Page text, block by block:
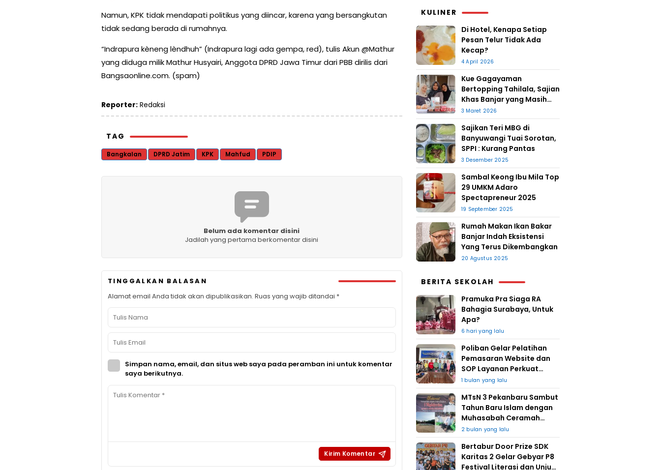
Namun, KPK tidak mendapati politikus yang diincar, karena yang bersangkutan
tidak sedang berada di rumahnya.
“Indrapura kèneng lèndhuh” (Indrapura lagi ada gempa, red), tulis Akun @Mathur
yang diduga milik Mathur Husyairi, Anggota DPRD Jawa Timur dari PBB dirilis dari
Bangsaonline.com. (spam)
Reporter: Redaksi
TAG
Bangkalan DPRD Jatim KPK Mahfud PDIP
Belum ada komentar disini
Jadilah yang pertama berkomentar disini
TINGGALKAN BALASAN
Alamat email Anda tidak akan dipublikasikan. Ruas yang wajib ditandai *
Simpan nama, email, dan situs web saya pada peramban ini untuk komentar
saya berikutnya.
KULINER
Di Hotel, Kenapa Setiap
Pesan Telur Tidak Ada
Kecap?
4 April 2026
Kue Gagayaman
Bertopping Tahilala, Sajian
Khas Banjar yang Masih
Bertahan
3 Maret 2026
Sajikan Teri MBG di
Banyuwangi Tuai Sorotan,
SPPI : Kurang Pantas
3 Desember 2025
Sambal Keong Ibu Mila Top
29 UMKM Adaro
Spectapreneur 2025
19 September 2025
Rumah Makan Ikan Bakar
Banjar Indah Eksistensi
Yang Terus Dikembangkan
20 Agustus 2025
BERITA SEKOLAH
Pramuka Pra Siaga RA
Bahagia Surabaya, Untuk
Apa?
6 hari yang lalu
Poliban Gelar Pelatihan
Pemasaran Website dan
SOP Layanan Perkuat
UMKM Berkat Guru Kapuh
1 bulan yang lalu
MTsN 3 Pekanbaru Sambut
Tahun Baru Islam dengan
Muhasabah Ceramah
Agama
2 bulan yang lalu
Bertabur Door Prize SDK
Karitas 2 Gelar Gebyar P8
Festival Literasi dan Unjuk